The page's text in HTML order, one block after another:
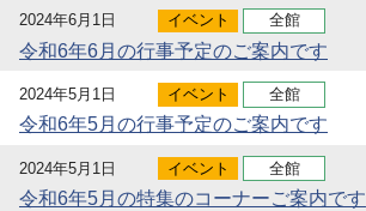
2024年6月1日 イベント 全館
令和6年6月の行事予定のご案内です
2024年5月1日 イベント 全館
令和6年5月の行事予定のご案内です
2024年5月1日 イベント 全館
令和6年5月の特集のコーナーご案内です